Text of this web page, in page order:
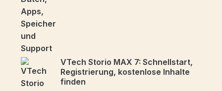
VTech Storio MAX 7: Schnellstart,
Registrierung, kostenlose Inhalte
finden